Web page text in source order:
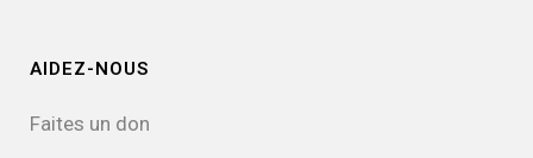
AIDEZ-NOUS
Faites un don